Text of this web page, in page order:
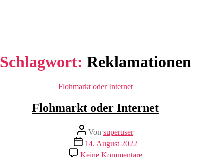
Schlagwort: Reklamationen
Kategorien
Flohmarkt oder Internet
Flohmarkt oder Internet
Beitragsautor
Von superuser
Veröffentlichungsdatum
14. August 2022
Keine Kommentarezu